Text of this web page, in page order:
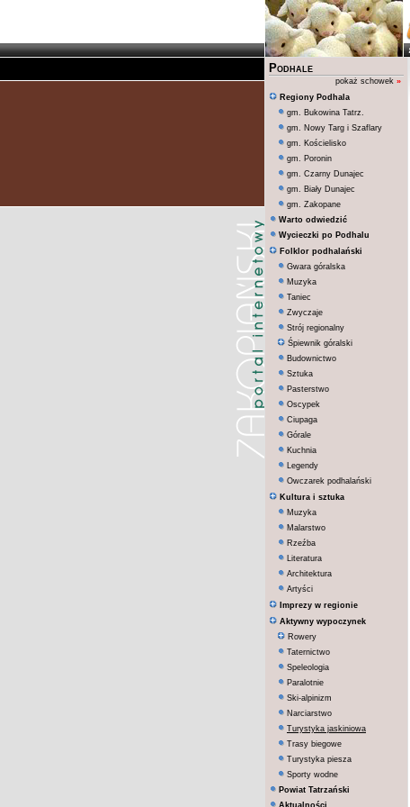
Podhale
pokaż schowek »
Regiony Podhala
gm. Bukowina Tatrz.
gm. Nowy Targ i Szaflary
gm. Kościelisko
gm. Poronin
gm. Czarny Dunajec
gm. Biały Dunajec
gm. Zakopane
Warto odwiedzić
Wycieczki po Podhalu
Folklor podhalański
Gwara góralska
Muzyka
Taniec
Zwyczaje
Strój regionalny
Śpiewnik góralski
Budownictwo
Sztuka
Pasterstwo
Oscypek
Ciupaga
Górale
Kuchnia
Legendy
Owczarek podhalański
Kultura i sztuka
Muzyka
Malarstwo
Rzeźba
Literatura
Architektura
Artyści
Imprezy w regionie
Aktywny wypoczynek
Rowery
Taternictwo
Speleologia
Paralotnie
Ski-alpinizm
Narciarstwo
Turystyka jaskiniowa
Trasy biegowe
Turystyka piesza
Sporty wodne
Powiat Tatrzański
Aktualności